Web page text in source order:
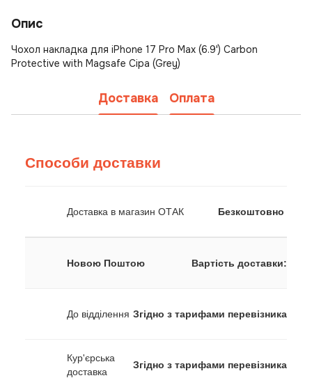
Опис
Чохол накладка для iPhone 17 Pro Max (6.9') Carbon
Protective with Magsafe Сіра (Grey)
Доставка Оплата
Способи доставки
Доставка в магазин ОТАК Безкоштовно
Новою Поштою Вартість доставки:
До відділення Згідно з тарифами перевізника
Кур'єрська
доставка
Згідно з тарифами перевізника